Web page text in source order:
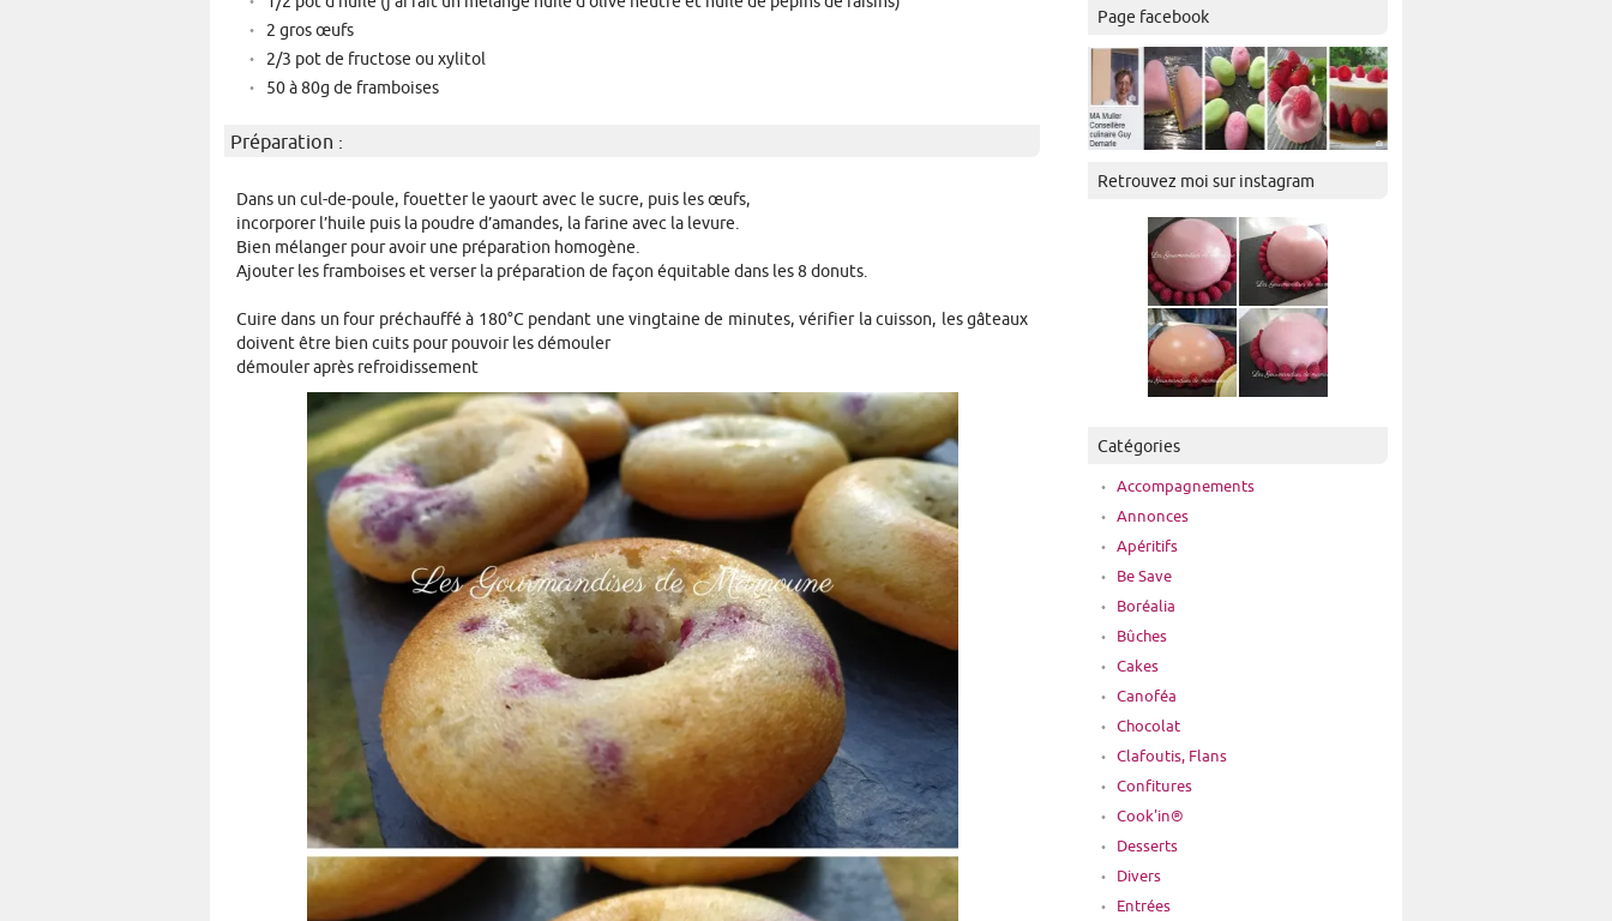
2 gros œufs
2/3 pot de fructose ou xylitol
50 à 80g de framboises
Préparation :
Dans un cul-de-poule, fouetter le yaourt avec le sucre, puis les œufs,
incorporer l’huile puis la poudre d’amandes, la farine avec la levure.
Bien mélanger pour avoir une préparation homogène.
Ajouter les framboises et verser la préparation de façon équitable dans les 8 donuts.
Cuire dans un four préchauffé à 180°C pendant une vingtaine de minutes, vérifier la cuisson, les gâteaux
doivent être bien cuits pour pouvoir les démouler
démouler après refroidissement
Page facebook
Retrouvez moi sur instagram
Catégories
Accompagnements
Annonces
Apéritifs
Be Save
Boréalia
Bûches
Cakes
Canoféa
Chocolat
Clafoutis, Flans
Confitures
Cook'in®
Desserts
Divers
Entrées